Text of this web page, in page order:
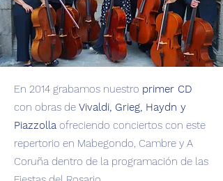
En 2014 grabamos nuestro primer CD
con obras de Vivaldi, Grieg, Haydn y
Piazzolla ofreciendo conciertos con este
repertorio en Mabegondo, Cambre y A
Coruña dentro de la programación de las